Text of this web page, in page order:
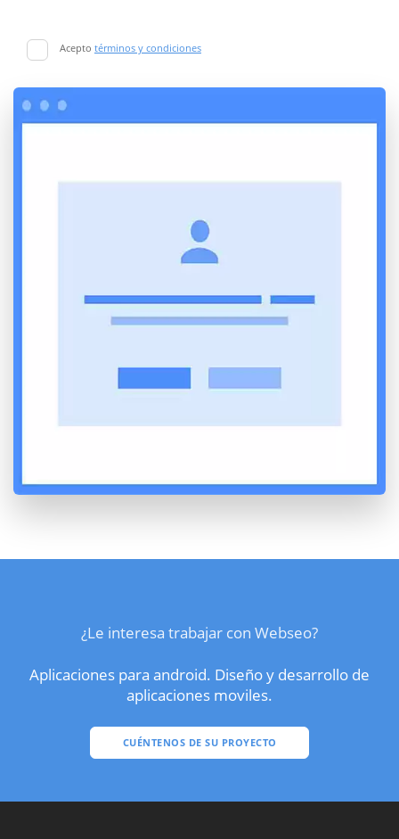
Acepto términos y condiciones
¿Le interesa trabajar con Webseo?
Aplicaciones para android. Diseño y desarrollo de
aplicaciones moviles.
CUÉNTENOS DE SU PROYECTO